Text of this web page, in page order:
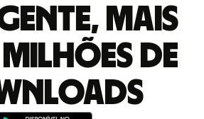
mais
milhões de